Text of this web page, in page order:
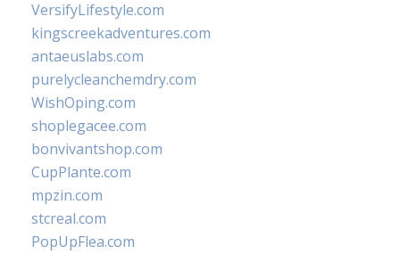
VersifyLifestyle.com
kingscreekadventures.com
antaeuslabs.com
purelycleanchemdry.com
WishOping.com
shoplegacee.com
bonvivantshop.com
CupPlante.com
mpzin.com
stcreal.com
PopUpFlea.com